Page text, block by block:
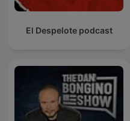
El Despelote podcast